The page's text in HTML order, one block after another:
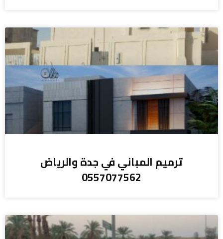
ترميم المباني في جدة والرياض
0557077562